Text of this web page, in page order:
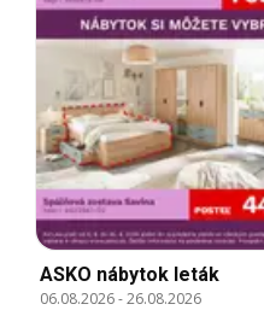
ASKO nábytok leták
06.08.2026-26.08.2026